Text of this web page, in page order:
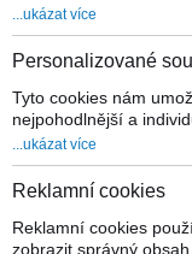
proto nemohou být
Pomocí cookies
také to, odkud k nám
nepoužíváme
konkrétního
zcela postačují
neovlivní Vaše
analyzovat výkon
návštěvou a
běželo plynule.
...ukázat více
Personalizované
Tyto cookies nám
nejpohodlnější a
nakupování na e-
výrobky odpovídající
související s Vašimi
se akcí a produktů,
potřebám.
...ukázat více
Reklamní cookies
Reklamní cookies
zobrazit správný